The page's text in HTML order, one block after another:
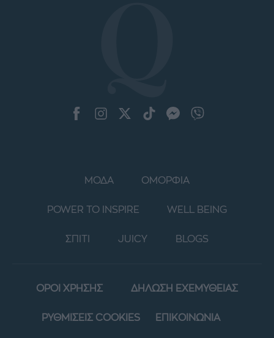
ΜΟΔΑ ΟΜΟΡΦΙΑ
POWER TO INSPIRE WELL BEING
ΣΠΙΤΙ JUICY BLOGS
ΟΡΟΙ ΧΡΗΣΗΣ ΔΗΛΩΣΗ ΕΧΕΜΥΘΕΙΑΣ
ΡΥΘΜΙΣΕΙΣ COOKIES ΕΠΙΚΟΙΝΩΝΙΑ